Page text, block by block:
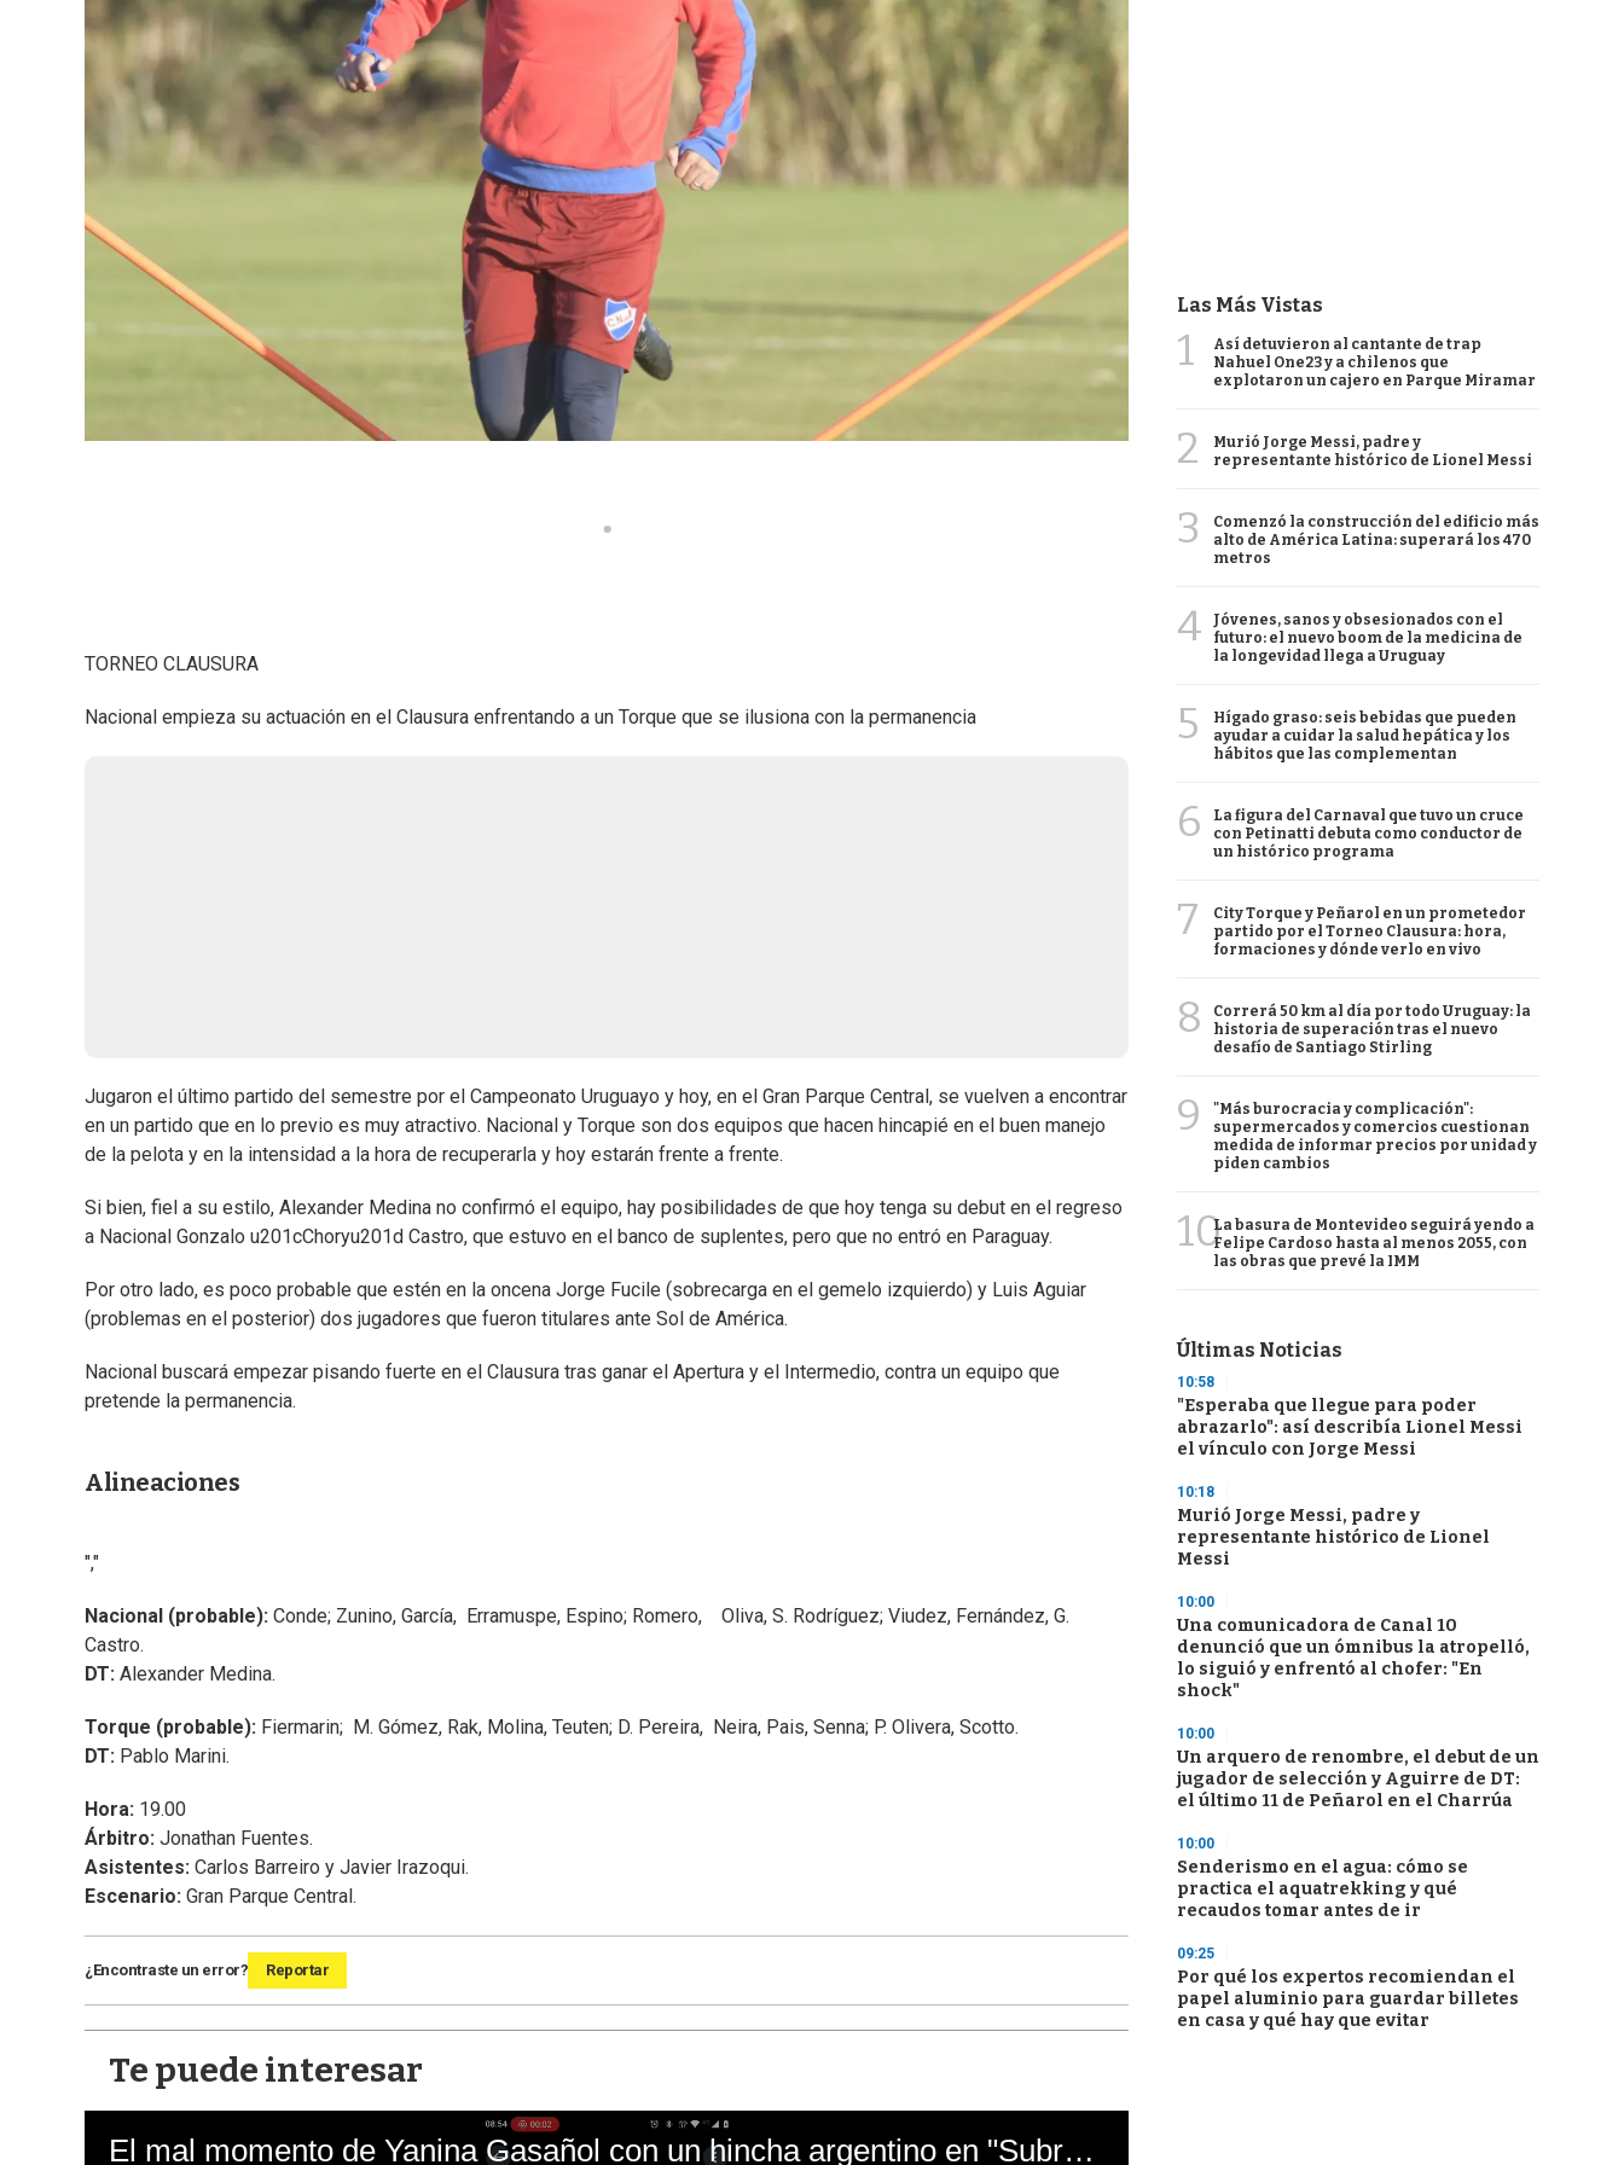
TORNEO CLAUSURA
Nacional empieza su actuación en el Clausura enfrentando a un Torque que se ilusiona con la permanencia
Jugaron el último partido del semestre por el Campeonato Uruguayo y hoy, en el Gran Parque Central, se vuelven a encontrar
en un partido que en lo previo es muy atractivo. Nacional y Torque son dos equipos que hacen hincapié en el buen manejo
de la pelota y en la intensidad a la hora de recuperarla y hoy estarán frente a frente.
Si bien, fiel a su estilo, Alexander Medina no confirmó el equipo, hay posibilidades de que hoy tenga su debut en el regreso
a Nacional Gonzalo u201cChoryu201d Castro, que estuvo en el banco de suplentes, pero que no entró en Paraguay.
Por otro lado, es poco probable que estén en la oncena Jorge Fucile (sobrecarga en el gemelo izquierdo) y Luis Aguiar
(problemas en el posterior) dos jugadores que fueron titulares ante Sol de América.
Nacional buscará empezar pisando fuerte en el Clausura tras ganar el Apertura y el Intermedio, contra un equipo que
pretende la permanencia.
Alineaciones
","
Nacional (probable): Conde; Zunino, García, Erramuspe, Espino; Romero, Oliva, S. Rodríguez; Viudez, Fernández, G.
Castro.
DT: Alexander Medina.
Torque (probable): Fiermarin; M. Gómez, Rak, Molina, Teuten; D. Pereira, Neira, Pais, Senna; P. Olivera, Scotto.
DT: Pablo Marini.
Hora: 19.00
Árbitro: Jonathan Fuentes.
Asistentes: Carlos Barreiro y Javier Irazoqui.
Escenario: Gran Parque Central.
¿Encontraste un error? Reportar
Te puede interesar
El mal momento de Yanina Gasañol con un hincha argentino en "Subrayado"
Las Más Vistas
1
Así detuvieron al cantante de trap
Nahuel One23 y a chilenos que
explotaron un cajero en Parque Miramar
2
Murió Jorge Messi, padre y
representante histórico de Lionel Messi
3
Comenzó la construcción del edificio más
alto de América Latina: superará los 470
metros
4
Jóvenes, sanos y obsesionados con el
futuro: el nuevo boom de la medicina de
la longevidad llega a Uruguay
5
Hígado graso: seis bebidas que pueden
ayudar a cuidar la salud hepática y los
hábitos que las complementan
6
La figura del Carnaval que tuvo un cruce
con Petinatti debuta como conductor de
un histórico programa
7
City Torque y Peñarol en un prometedor
partido por el Torneo Clausura: hora,
formaciones y dónde verlo en vivo
8
Correrá 50 km al día por todo Uruguay: la
historia de superación tras el nuevo
desafío de Santiago Stirling
9
"Más burocracia y complicación":
supermercados y comercios cuestionan
medida de informar precios por unidad y
piden cambios
10La basura de Montevideo seguirá yendo a
Felipe Cardoso hasta al menos 2055, con
las obras que prevé la IMM
Últimas Noticias
10:58
"Esperaba que llegue para poder
abrazarlo": así describía Lionel Messi
el vínculo con Jorge Messi
10:18
Murió Jorge Messi, padre y
representante histórico de Lionel
Messi
10:00
Una comunicadora de Canal 10
denunció que un ómnibus la atropelló,
lo siguió y enfrentó al chofer: "En
shock"
10:00
Un arquero de renombre, el debut de un
jugador de selección y Aguirre de DT:
el último 11 de Peñarol en el Charrúa
10:00
Senderismo en el agua: cómo se
practica el aquatrekking y qué
recaudos tomar antes de ir
09:25
Por qué los expertos recomiendan el
papel aluminio para guardar billetes
en casa y qué hay que evitar